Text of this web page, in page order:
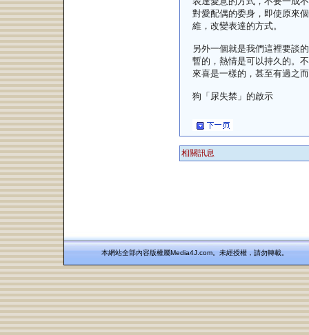
對愛配偶的委身，即使原來
維，改變表達的方式。
另外一個就是我們這裡要談
暫的，熱情是可以持久的。
來喜是一樣的，甚至有過之
狗「尿失禁」的啟示
相關訊息
本網站全部內容版權屬Media4J.com。未經授權，請勿轉載。